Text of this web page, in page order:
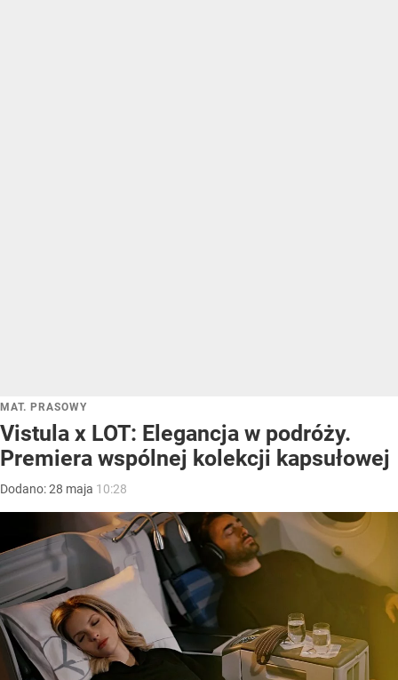
MAT. PRASOWY
Vistula x LOT: Elegancja w podróży.
Premiera wspólnej kolekcji kapsułowej
Dodano:28 maja 10:28